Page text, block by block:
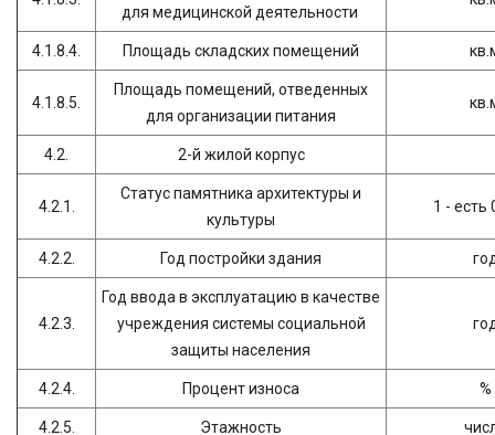
для медицинской деятельности
4.1.8.4. Площадь складских помещений
4.1.8.5.
Площадь помещений, отведенных
для организации питания
4.2. 2-й жилой корпус
4.2.1.
Статус памятника архитектуры и
культуры
1 - есть
4.2.2. Год постройки здания
4.2.3.
Год ввода в эксплуатацию в качестве
учреждения системы социальной
защиты населения
4.2.4. Процент износа %
4.2.5. Этажность